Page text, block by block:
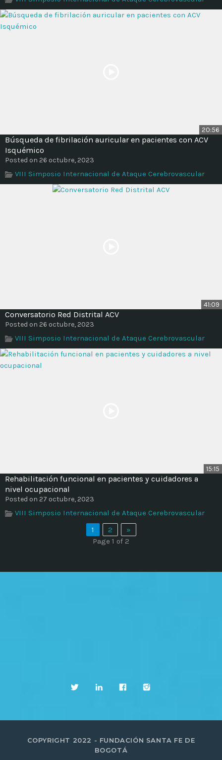
20:56
Búsqueda de fibrilación auricular en pacientes con ACV
Isquémico
Posted on 26 octubre, 2023
VIII Simposio Internacional de Ataque Cerebrovascular
41:09
Conversatorio Red Distrital ACV
Posted on 26 octubre, 2023
VIII Simposio Internacional de Ataque Cerebrovascular
15:15
Rehabilitación funcional en pacientes y cuidadores a
nivel ocupacional
Posted on 27 octubre, 2023
VIII Simposio Internacional de Ataque Cerebrovascular
1
2
»
Page 1 of 2
COPYRIGHT 2022 - FUNDACIÓN SANTA FE DE
BOGOTÁ